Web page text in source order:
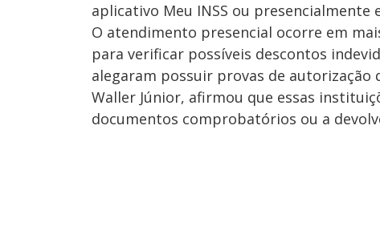
aplicativo Meu INSS ou presencialmente
O atendimento presencial ocorre em
para verificar possíveis descontos
alegaram possuir provas de autorização
Waller Júnior, afirmou que essas
documentos comprobatórios ou a